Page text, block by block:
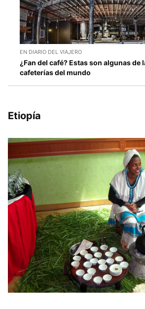
EN DIARIO DEL VIAJERO
¿Fan del café? Estas son algunas de
cafeterías del mundo
Etiopía